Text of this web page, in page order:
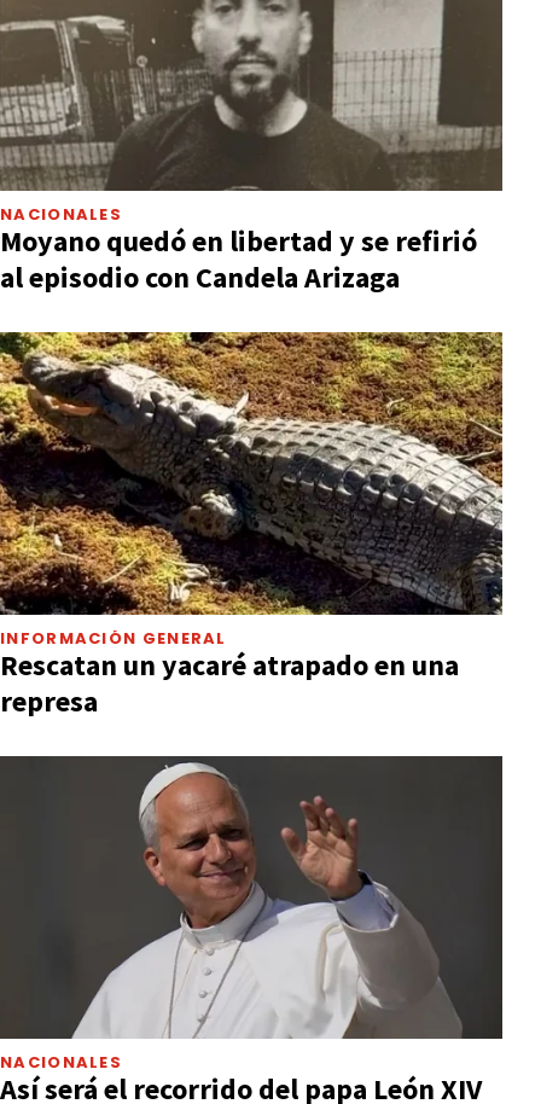
NACIONALES
Moyano quedó en libertad y se refirió
al episodio con Candela Arizaga
INFORMACIÓN GENERAL
Rescatan un yacaré atrapado en una
represa
NACIONALES
Así será el recorrido del papa León XIV